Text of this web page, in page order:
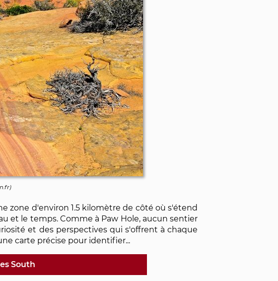
zone d'environ 1.5 kilomètre de côté où s'étend
et le temps. Comme à Paw Hole, aucun sentier
et des perspectives qui s'offrent à chaque
carte précise pour identifier...
South